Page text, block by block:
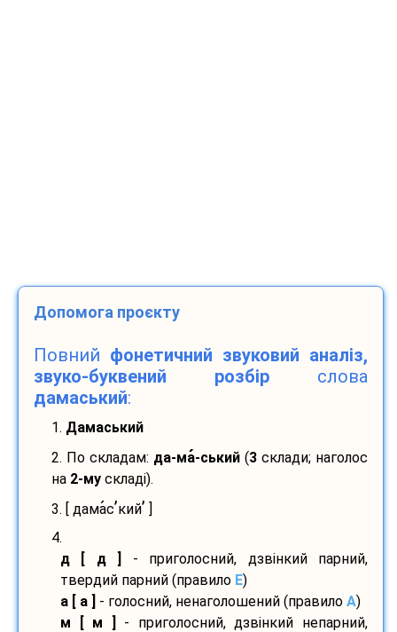
Допомога проєкту
Повний фонетичний звуковий аналіз,
звуко-буквений розбір слова
дамаський:
1. Дамаський
2. По складам: да-ма-ський (3 склади; наголос
на 2-му складі).
3. [ дамас’кий’
4.
д [ д ]
- приголосний, дзвінкий парний,
твердий парний (правило E)
а [ а ]
- голосний, ненаголошений (правило A)
м [ м ]
- приголосний, дзвінкий непарний,